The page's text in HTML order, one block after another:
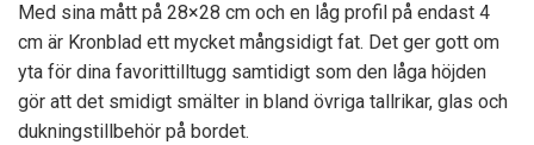
Med sina mått på 28×28 cm och en låg profil på endast 4
cm är Kronblad ett mycket mångsidigt fat. Det ger gott om
yta för dina favorittilltugg samtidigt som den låga höjden
gör att det smidigt smälter in bland övriga tallrikar, glas och
dukningstillbehör på bordet.